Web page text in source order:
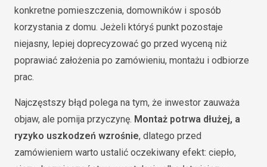
konkretne pomieszczenia, domowników i sposób
korzystania z domu. Jeżeli któryś punkt pozostaje
niejasny, lepiej doprecyzować go przed wyceną niż
poprawiać założenia po zamówieniu, montażu i odbiorze
prac.
Najczęstszy błąd polega na tym, że inwestor zauważa
objaw, ale pomija przyczynę. Montaż potrwa dłużej, a
ryzyko uszkodzeń wzrośnie, dlatego przed
zamówieniem warto ustalić oczekiwany efekt: ciepło,